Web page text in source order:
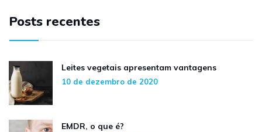
Posts recentes
Leites vegetais apresentam vantagens
10 de dezembro de 2020
EMDR, o que é?